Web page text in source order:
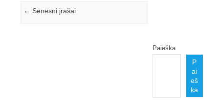
Įrašo navigacija
← Senesni įrašai
Paieška
P
ai
eš
ka